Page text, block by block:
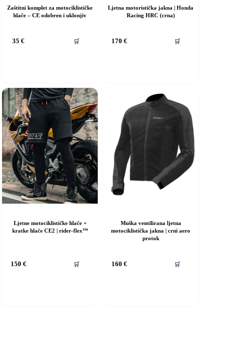
Zaštitni komplet za motociklističke
hlače – CE odobren i uklonjiv
35€ 🛒
Ljetna motoristička jakna | Honda
Racing HRC (crna)
170 € 🛒
proizvod
se
mogu
odabrati
na
stranici
proizvoda
Ljetne motociklističke hlače +
kratke hlače CE2 | rider-flex™
150 € 🛒
Muška ventilirana ljetna
motociklistička jakna | crni aero
protok
160 € 🛒
proizvod